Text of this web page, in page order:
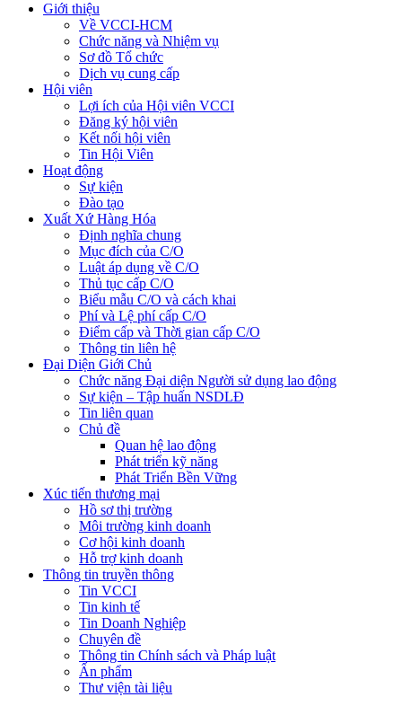
Giới thiệu
Về VCCI-HCM
Chức năng và Nhiệm vụ
Sơ đồ Tổ chức
Dịch vụ cung cấp
Hội viên
Lợi ích của Hội viên VCCI
Đăng ký hội viên
Kết nối hội viên
Tin Hội Viên
Hoạt động
Sự kiện
Đào tạo
Xuất Xứ Hàng Hóa
Định nghĩa chung
Mục đích của C/O
Luật áp dụng về C/O
Thủ tục cấp C/O
Biểu mẫu C/O và cách khai
Phí và Lệ phí cấp C/O
Điểm cấp và Thời gian cấp C/O
Thông tin liên hệ
Đại Diện Giới Chủ
Chức năng Đại diện Người sử dụng lao động
Sự kiện – Tập huấn NSDLĐ
Tin liên quan
Chủ đề
Quan hệ lao động
Phát triển kỹ năng
Phát Triển Bền Vững
Xúc tiến thương mại
Hồ sơ thị trường
Môi trường kinh doanh
Cơ hội kinh doanh
Hỗ trợ kinh doanh
Thông tin truyền thông
Tin VCCI
Tin kinh tế
Tin Doanh Nghiệp
Chuyên đề
Thông tin Chính sách và Pháp luật
Ấn phẩm
Thư viện tài liệu